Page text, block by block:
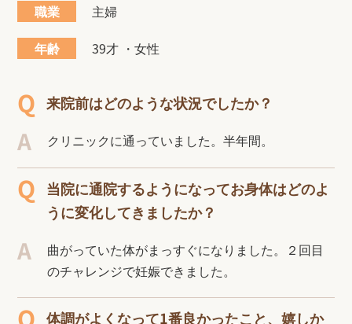
職業
主婦
年齢
39才 ・女性
来院前はどのような状況でしたか？
クリニックに通っていました。半年間。
当院に通院するようになってお身体はどのよ
うに変化してきましたか？
曲がっていた体がまっすぐになりました。２回目
のチャレンジで妊娠できました。
体調がよくなって1番良かったこと、嬉しか